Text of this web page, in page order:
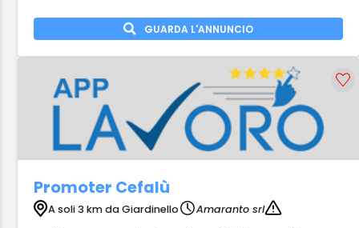
GUARDA L'ANNUNCIO
Promoter Cefalù
A soli 3 km da Giardinello
Amaranto srl